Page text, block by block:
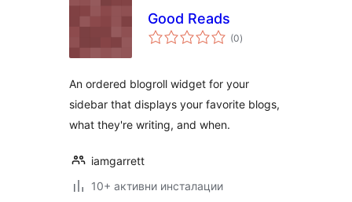
Good Reads
(0общо
оценки
)
An ordered blogroll widget for your
sidebar that displays your favorite blogs,
what they're writing, and when.
iamgarrett
10+ активни инсталации